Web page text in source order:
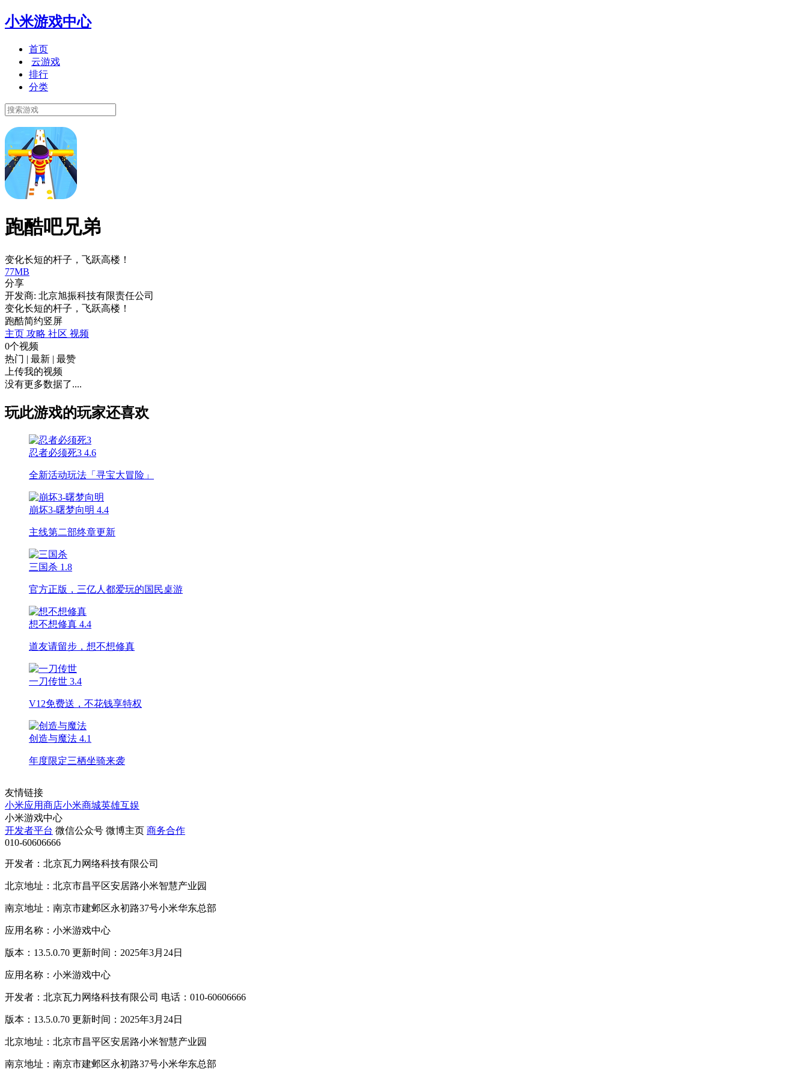
小米游戏中心
首页
云游戏
排行
分类
跑酷吧兄弟
变化长短的杆子，飞跃高楼！
77MB
分享
开发商: 北京旭振科技有限责任公司
变化长短的杆子，飞跃高楼！
跑酷简约竖屏
主页 攻略 社区 视频
0个视频
热门 | 最新 | 最赞
上传我的视频
没有更多数据了....
玩此游戏的玩家还喜欢
忍者必须死3 4.6
全新活动玩法「寻宝大冒险」
崩坏3-曙梦向明 4.4
主线第二部终章更新
三国杀 1.8
官方正版，三亿人都爱玩的国民桌游
想不想修真 4.4
道友请留步，想不想修真
一刀传世 3.4
V12免费送，不花钱享特权
创造与魔法 4.1
年度限定三栖坐骑来袭
友情链接
小米应用商店小米商城英雄互娱
小米游戏中心
开发者平台 微信公众号 微博主页 商务合作
010-60606666
开发者：北京瓦力网络科技有限公司
北京地址：北京市昌平区安居路小米智慧产业园
南京地址：南京市建邺区永初路37号小米华东总部
应用名称：小米游戏中心
版本：13.5.0.70 更新时间：2025年3月24日
应用名称：小米游戏中心
开发者：北京瓦力网络科技有限公司 电话：010-60606666
版本：13.5.0.70 更新时间：2025年3月24日
北京地址：北京市昌平区安居路小米智慧产业园
南京地址：南京市建邺区永初路37号小米华东总部